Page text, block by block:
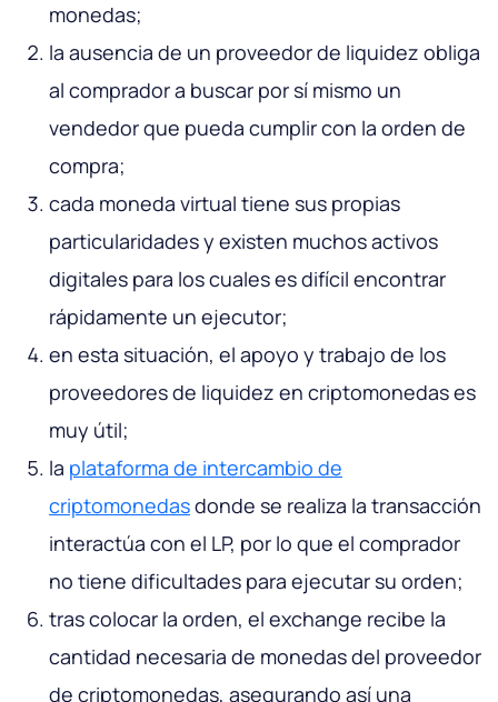
monedas;
la ausencia de un proveedor de liquidez obliga
al comprador a buscar por sí mismo un
vendedor que pueda cumplir con la orden de
compra;
cada moneda virtual tiene sus propias
particularidades y existen muchos activos
digitales para los cuales es difícil encontrar
rápidamente un ejecutor;
en esta situación, el apoyo y trabajo de los
proveedores de liquidez en criptomonedas es
muy útil;
la plataforma de intercambio de
criptomonedasdonde se realiza la transacción
interactúa con el LP, por lo que el comprador
no tiene dificultades para ejecutar su orden;
tras colocar la orden, el exchange recibe la
cantidad necesaria de monedas del proveedor
de criptomonedas, asegurando así una